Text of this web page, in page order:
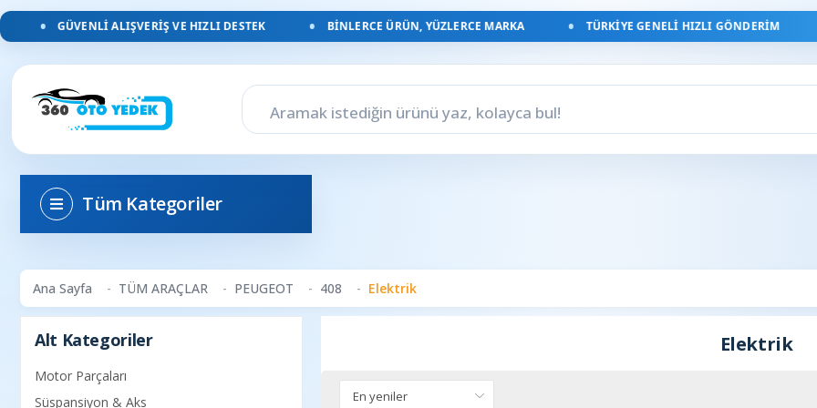
GÜVENLI ALIŞVERIŞ VE HIZLI DESTEK BINLERCE ÜRÜN, YÜZLERCE MARKA TÜRKIYE GENELI HIZLI GÖNDERIM
Tüm Kategoriler
Ana Sayfa TÜM ARAÇLAR PEUGEOT 408 Elektrik
Alt Kategoriler
Motor Parçaları
Süspansiyon & Aks
Elektrik